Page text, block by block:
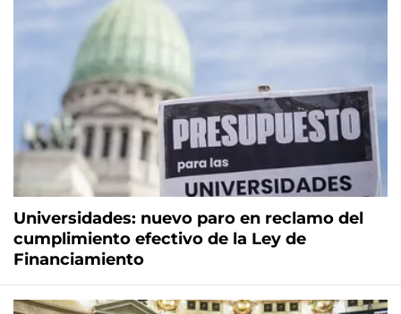
Universidades: nuevo paro en reclamo del
cumplimiento efectivo de la Ley de
Financiamiento